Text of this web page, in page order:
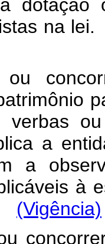
dotação
a
a
(Vigência)